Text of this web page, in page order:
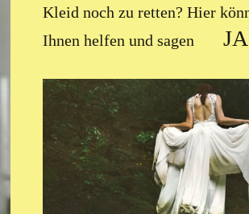
Kleid noch zu retten? Hier
Ihnen helfen und sagen